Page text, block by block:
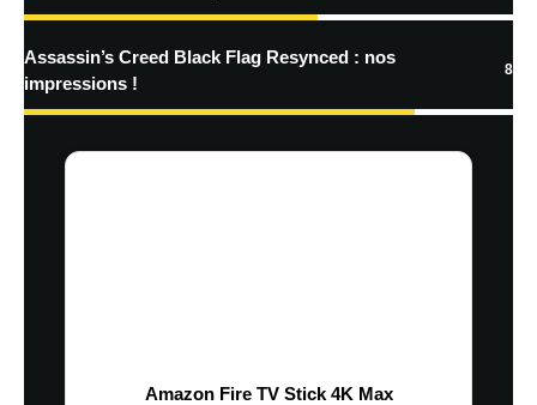
Assassin’s Creed Black Flag Resynced : nos
impressions !
8
Amazon Fire TV Stick 4K Max